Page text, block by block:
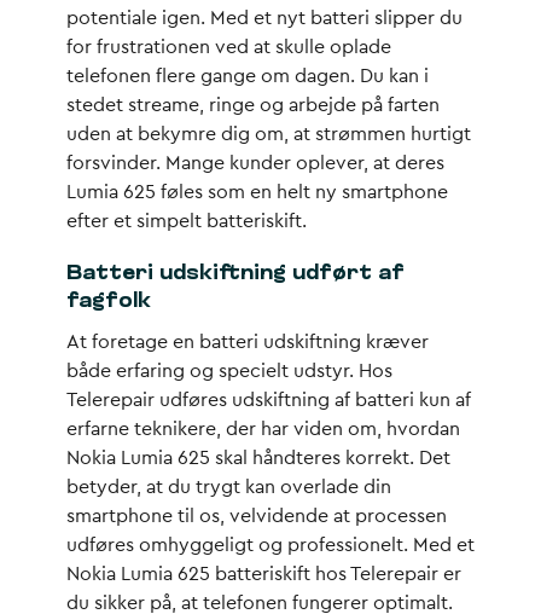
potentiale igen. Med et nyt batteri slipper du
for frustrationen ved at skulle oplade
telefonen flere gange om dagen. Du kan i
stedet streame, ringe og arbejde på farten
uden at bekymre dig om, at strømmen hurtigt
forsvinder. Mange kunder oplever, at deres
Lumia 625 føles som en helt ny smartphone
efter et simpelt batteriskift.
Batteri udskiftning udført af
fagfolk
At foretage en batteri udskiftning kræver
både erfaring og specielt udstyr. Hos
Telerepair udføres udskiftning af batteri kun af
erfarne teknikere, der har viden om, hvordan
Nokia Lumia 625 skal håndteres korrekt. Det
betyder, at du trygt kan overlade din
smartphone til os, velvidende at processen
udføres omhyggeligt og professionelt. Med et
Nokia Lumia 625 batteriskift hos Telerepair er
du sikker på, at telefonen fungerer optimalt.